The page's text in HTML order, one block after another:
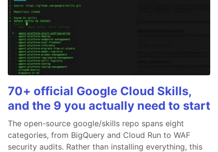
70+ official Google Cloud Skills,
and the 9 you actually need to start
The open-source google/skills repo spans eight
categories, from BigQuery and Cloud Run to WAF
security audits. Rather than installing everything, this